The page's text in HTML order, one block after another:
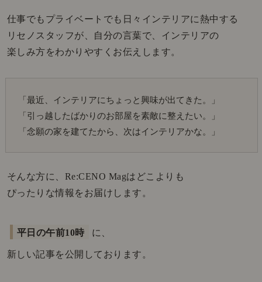
仕事でもプライベートでも日々インテリアに熱中する
リセノスタッフが、自分の言葉で、インテリアの
楽しみ方をわかりやすくお伝えします。
「最近、インテリアにちょっと興味が出てきた。」
「引っ越したばかりのお部屋を素敵に整えたい。」
「念願の家を建てたから、次はインテリアかな。」
そんな方に、Re:CENO Magはどこよりも
ぴったりな情報をお届けします。
平日の午前10時 に、
新しい記事を公開しております。